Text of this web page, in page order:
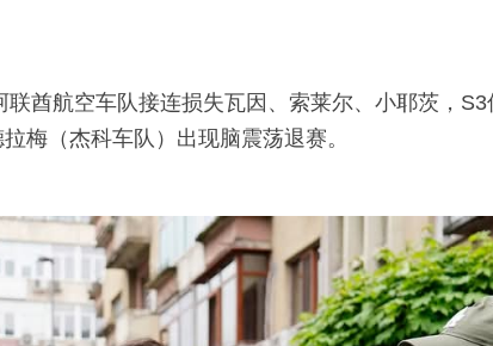
酋航空车队接连损失瓦因、索莱尔、小耶茨，
梅（杰科车队）出现脑震荡退赛。